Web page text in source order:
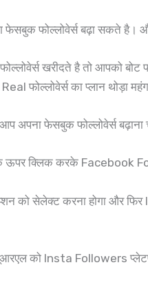
फोल्लोवेर्स बढ़ा सकते है।
खरीदते है तो आपको बोट
फोल्लोवेर्स का प्लान थोड़ा
अपना फेसबुक फोल्लोवेर्स
क्लिक करके Facebook
को सेलेक्ट करना होगा और
को Insta Followers